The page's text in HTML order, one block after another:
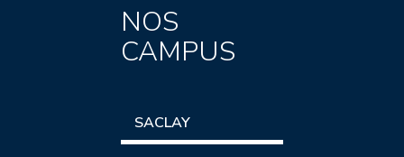
NOS
CAMPUS
SACLAY